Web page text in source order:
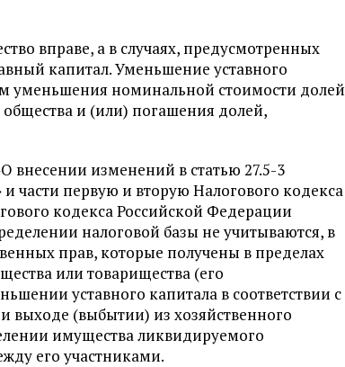
вправе, а в случаях, предусмотренных
капитал. Уменьшение уставного
уменьшения номинальной стоимости долей
общества и (или) погашения долей,
внесении изменений в статью 27.5-3
части первую и вторую Налогового кодекса
кодекса Российской Федерации
налоговой базы не учитываются, в
прав, которые получены в пределах
или товарищества (его
уставного капитала в соответствии с
выходе (выбытии) из хозяйственного
имущества ликвидируемого
его участниками.